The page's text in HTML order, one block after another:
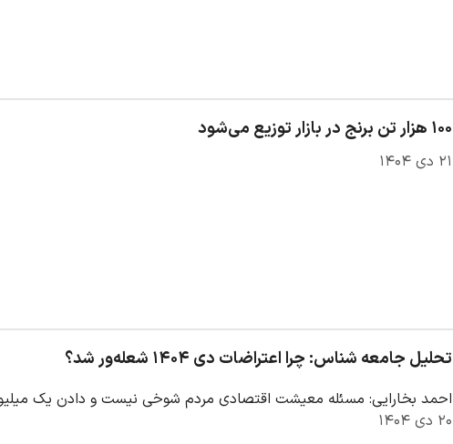
۱۰۰ هزار تن برنج در بازار توزیع می‌شود
۲۱ دی ۱۴۰۴
تحلیل جامعه شناس: چرا اعتراضات دی ۱۴۰۴ شعله‌ور شد؟
احمد بخارایی: مسئله معیشت اقتصادی مردم شوخی نیست و دادن یک
۲۰ دی ۱۴۰۴